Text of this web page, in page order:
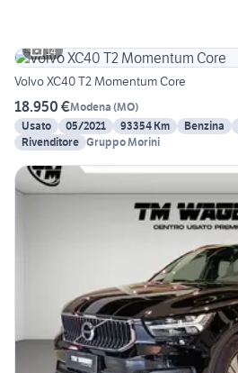
14
Volvo XC40 T2 Momentum Core
18.950 €Modena (MO)
Usato
05/2021 93354 Km Benzina
Rivenditore Gruppo Morini